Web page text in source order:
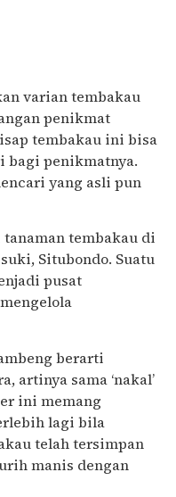
varian tembakau
penikmat
tembakau ini bisa
bagi penikmatnya.
yang asli pun
tembakau di
Situbondo. Suatu
pusat
berarti
artinya sama ‘nakal’
ini memang
lagi bila
telah tersimpan
manis dengan